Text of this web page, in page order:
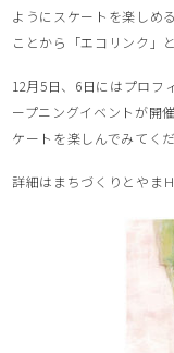
ようにスケートを楽しめ
ことから「エコリンク」
12月5日、6日にはプロフ
ープニングイベントが開
ケートを楽しんでみてくだ
詳細はまちづくりとやま